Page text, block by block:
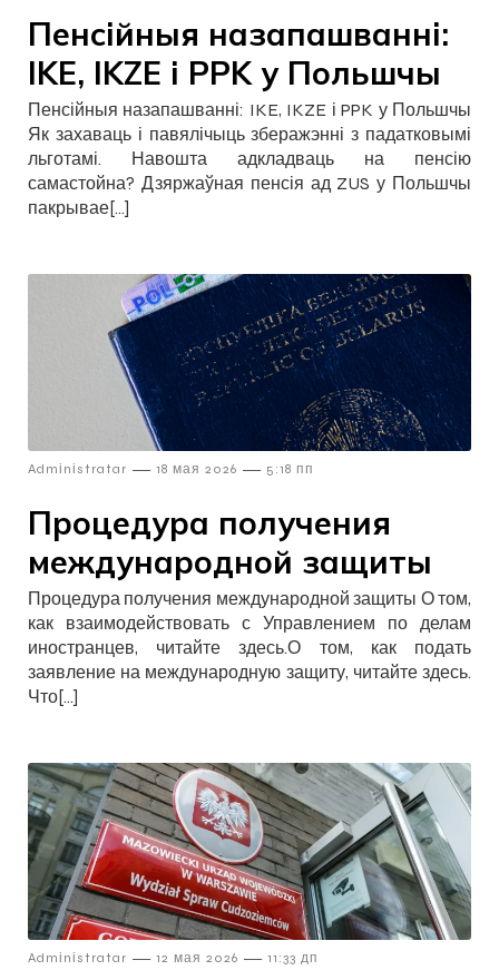
Пенсійныя назапашванні:
IKE, IKZE і PPK у Польшчы
Пенсійныя назапашванні: IKE, IKZE і PPK у Польшчы
Як захаваць і павялічыць зберажэнні з падатковымі
льготамі. Навошта адкладваць на пенсію
самастойна? Дзяржаўная пенсія ад ZUS у Польшчы
пакрывае[…]
Admіnіstratar — 18 мая 2026 — 5:18 пп
Процедура получения
международной защиты
Процедура получения международной защиты О том,
как взаимодействовать с Управлением по делам
иностранцев, читайте здесь.О том, как подать
заявление на международную защиту, читайте здесь.
Что[…]
Admіnіstratar — 12 мая 2026 — 11:33 дп